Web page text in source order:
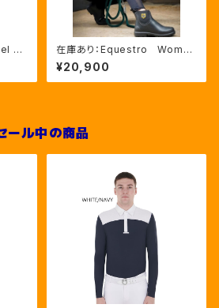
ユ
NA
在庫あり：Equestro Wome
n’ｓ メッシュインサート フル
グリップレギンス（ETW00170）
¥20,900
ール中の商品